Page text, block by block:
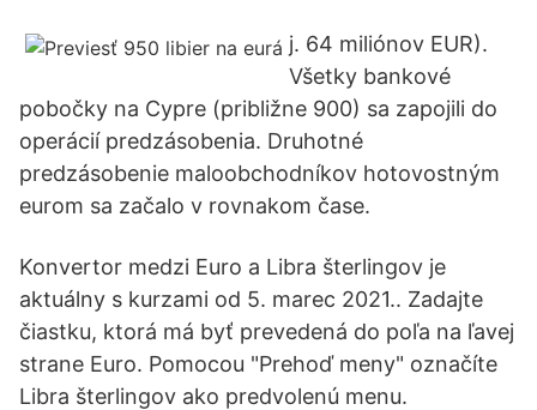
j. 64 miliónov EUR).
Všetky bankové
pobočky na Cypre (približne 900) sa zapojili do
operácií predzásobenia. Druhotné
predzásobenie maloobchodníkov hotovostným
eurom sa začalo v rovnakom čase.
Konvertor medzi Euro a Libra šterlingov je
aktuálny s kurzami od 5. marec 2021.. Zadajte
čiastku, ktorá má byť prevedená do poľa na ľavej
strane Euro. Pomocou "Prehoď meny" označíte
Libra šterlingov ako predvolenú menu.